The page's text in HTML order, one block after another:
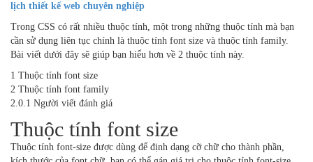
lịch thiết kế web chuyên nghiệp
Trong CSS có rất nhiều thuộc tính, một trong những thuộc tính mà bạn
cần sử dụng liên tục chính là thuộc tính font size và thuộc tính family.
Bài viết dưới đây sẽ giúp bạn hiểu hơn về 2 thuộc tính này.
1 Thuộc tính font size
2 Thuộc tính font family
2.0.1 Người viết đánh giá
Thuộc tính font size
Thuộc tính font-size được dùng để định dạng cỡ chữ cho thành phần,